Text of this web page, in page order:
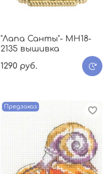
"Лапа Санты"- МH18-
2135 вышивка
1290 руб.
Предзаказ